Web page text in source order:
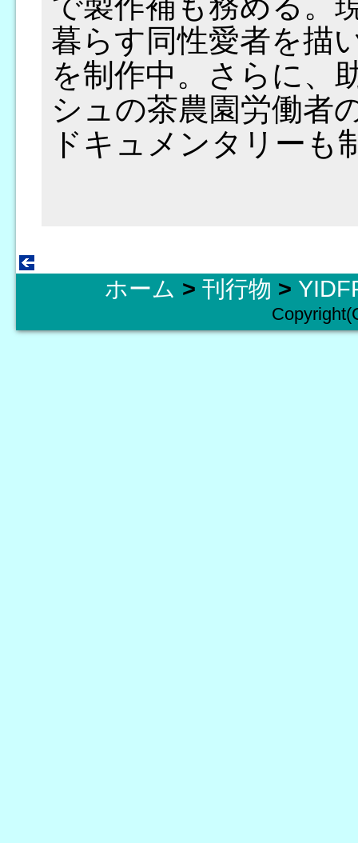
暮らす同性愛者を描
を制作中。さらに、
シュの茶農園労働者
ドキュメンタリーも
ホーム > 刊行物 >